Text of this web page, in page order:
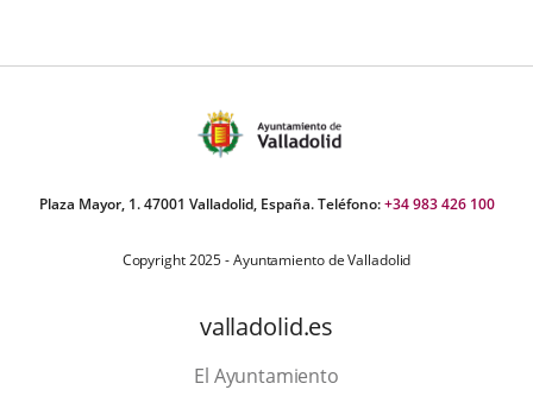
Plaza Mayor, 1. 47001 Valladolid, España. Teléfono:+34 983 426 100
Copyright 2025 - Ayuntamiento de Valladolid
valladolid.es
El Ayuntamiento